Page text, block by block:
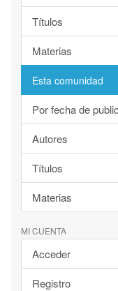
Títulos
Materias
Esta comunidad
Por fecha de
Autores
Títulos
Materias
MI CUENTA
Acceder
Registro